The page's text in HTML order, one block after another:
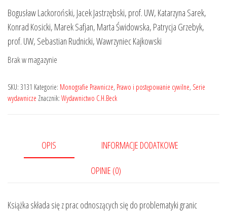
cena
wynosiła:
49,00 zł.
cena
wynosi:
39,20 zł.
Bogusław Lackoroński, Jacek Jastrzębski, prof. UW, Katarzyna Sarek,
Konrad Kosicki, Marek Safjan, Marta Świdowska, Patrycja Grzebyk,
prof. UW, Sebastian Rudnicki, Wawrzyniec Kajkowski
Brak w magazynie
SKU: 3131 Kategorie: Monografie Prawnicze, Prawo i postępowanie cywilne, Serie
wydawnicze Znacznik: Wydawnictwo C.H.Beck
OPIS INFORMACJE DODATKOWE
OPINIE (0)
Książka składa się z prac odnoszących się do problematyki granic